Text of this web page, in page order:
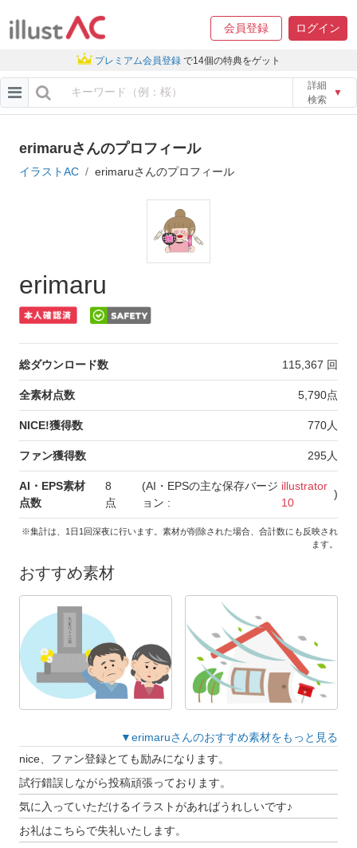
会員登録 ログイン
プレミアム会員登録 で14個の特典をゲット
詳細
検索
▼
erimaruさんのプロフィール
イラストAC erimaruさんのプロフィール
erimaru
総ダウンロード数 115,367 回
全素材点数 5,790点
NICE!獲得数 770人
ファン獲得数 295人
AI・EPS素材
点数
8
点
(AI・EPSの主な保存バージ
ョン :
illustrator
10
)
※集計は、1日1回深夜に行います。素材が削除された場合、合計数にも反映され
ます。
おすすめ素材
▼erimaruさんのおすすめ素材をもっと見る
nice、ファン登録とても励みになります。
試行錯誤しながら投稿頑張っております。
気に入っていただけるイラストがあればうれしいです♪
お礼はこちらで失礼いたします。